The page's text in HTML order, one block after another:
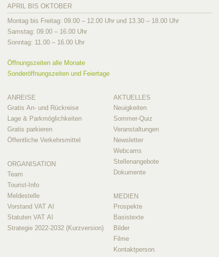
APRIL BIS OKTOBER
Montag bis Freitag: 09.00 – 12.00 Uhr und 13.30 – 18.00 Uhr
Samstag: 09.00 – 16.00 Uhr
Sonntag: 11.00 – 16.00 Uhr
Öffnungszeiten alle Monate
Sonderöffnungszeiten und Feiertage
ANREISE
Gratis An- und Rückreise
Lage & Parkmöglichkeiten
Gratis parkieren
Öffentliche Verkehrsmittel
ORGANISATION
Team
Tourist-Info
Meldestelle
Vorstand VAT AI
Statuten VAT AI
Strategie 2022-2032 (Kurzversion)
AKTUELLES
Neuigkeiten
Sommer-Quiz
Veranstaltungen
Newsletter
Webcams
Stellenangebote
Dokumente
MEDIEN
Prospekte
Basistexte
Bilder
Filme
Kontaktperson